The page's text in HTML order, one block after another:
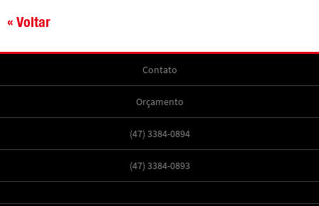
« Voltar
Contato
Orçamento
(47) 3384-0894
(47) 3384-0893